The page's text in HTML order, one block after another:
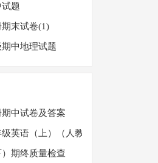
题
末试卷(1)
中地理试题
中试卷及答案
英语（上）（人教版）期末检测题
期终质量检查